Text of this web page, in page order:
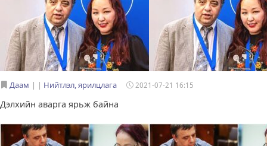
Даам | Нийтлэл, ярилцлага 2021-07-21 16:15
Дэлхийн аварга ярьж байна